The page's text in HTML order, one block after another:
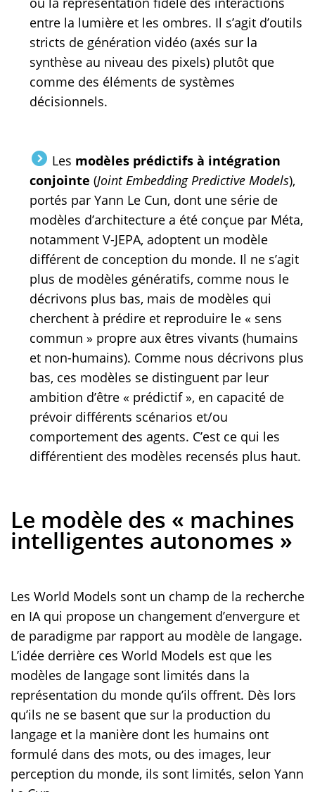
entre la lumière et les ombres. Il s’agit d’outils
stricts de génération vidéo (axés sur la
synthèse au niveau des pixels) plutôt que
comme des éléments de systèmes
décisionnels.
Les modèles prédictifs à intégration
conjointe (Joint Embedding Predictive Models),
portés par Yann Le Cun, dont une série de
modèles d’architecture a été conçue par Méta,
notamment V-JEPA, adoptent un modèle
différent de conception du monde. Il ne s’agit
plus de modèles génératifs, comme nous le
décrivons plus bas, mais de modèles qui
cherchent à prédire et reproduire le « sens
commun » propre aux êtres vivants (humains
et non-humains). Comme nous décrivons plus
bas, ces modèles se distinguent par leur
ambition d’être « prédictif », en capacité de
prévoir différents scénarios et/ou
comportement des agents. C’est ce qui les
différentient des modèles recensés plus haut.
Le modèle des « machines
intelligentes autonomes »
Les World Models sont un champ de la recherche
en IA qui propose un changement d’envergure et
de paradigme par rapport au modèle de langage.
L’idée derrière ces World Models est que les
modèles de langage sont limités dans la
représentation du monde qu’ils offrent. Dès lors
qu’ils ne se basent que sur la production du
langage et la manière dont les humains ont
formulé dans des mots, ou des images, leur
perception du monde, ils sont limités, selon Yann